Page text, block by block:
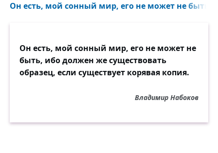
Он есть, мой сонный мир, его не может не быть,
Он есть, мой сонный мир, его не может не
быть, ибо должен же существовать
образец, если существует корявая копия.
Владимир Набоков